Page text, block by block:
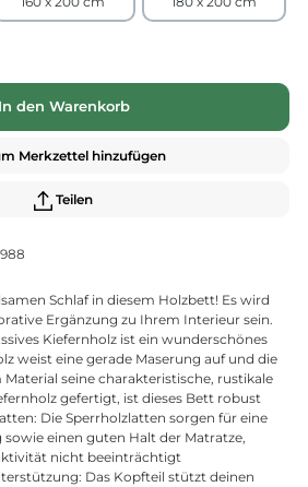
In den Warenkorb
Merkzettel hinzufügen
Teilen
Schlaf in diesem Holzbett! Es wird
Ergänzung zu Ihrem Interieur sein.
Kiefernholz ist ein wunderschönes
weist eine gerade Maserung auf und die
seine charakteristische, rustikale
gefertigt, ist dieses Bett robust
Die Sperrholzlatten sorgen für eine
einen guten Halt der Matratze,
nicht beeinträchtigt
Das Kopfteil stützt deinen